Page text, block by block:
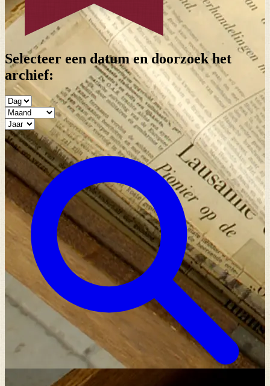
Selecteer een datum en doorzoek het
archief: